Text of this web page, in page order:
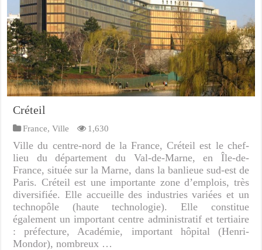
Créteil
France,Ville 1,630
Ville du centre-nord de la France, Créteil est le chef-
lieu du département du Val-de-Marne, en Île-de-
France, située sur la Marne, dans la banlieue sud-est de
Paris. Créteil est une importante zone d’emplois, très
diversifiée. Elle accueille des industries variées et un
technopôle (haute technologie). Elle constitue
également un important centre administratif et tertiaire
: préfecture, Académie, important hôpital (Henri-
Mondor), nombreux …